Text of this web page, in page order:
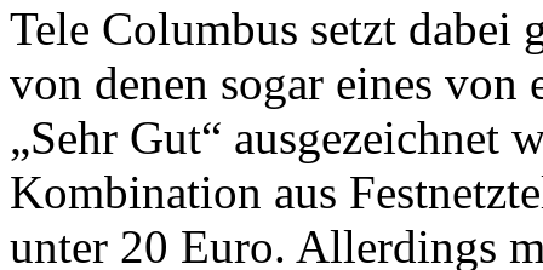
Tele Columbus setzt dabei
von denen sogar eines
„Sehr Gut“ ausgezeichnet
Kombination aus
unter 20 Euro. Allerdings